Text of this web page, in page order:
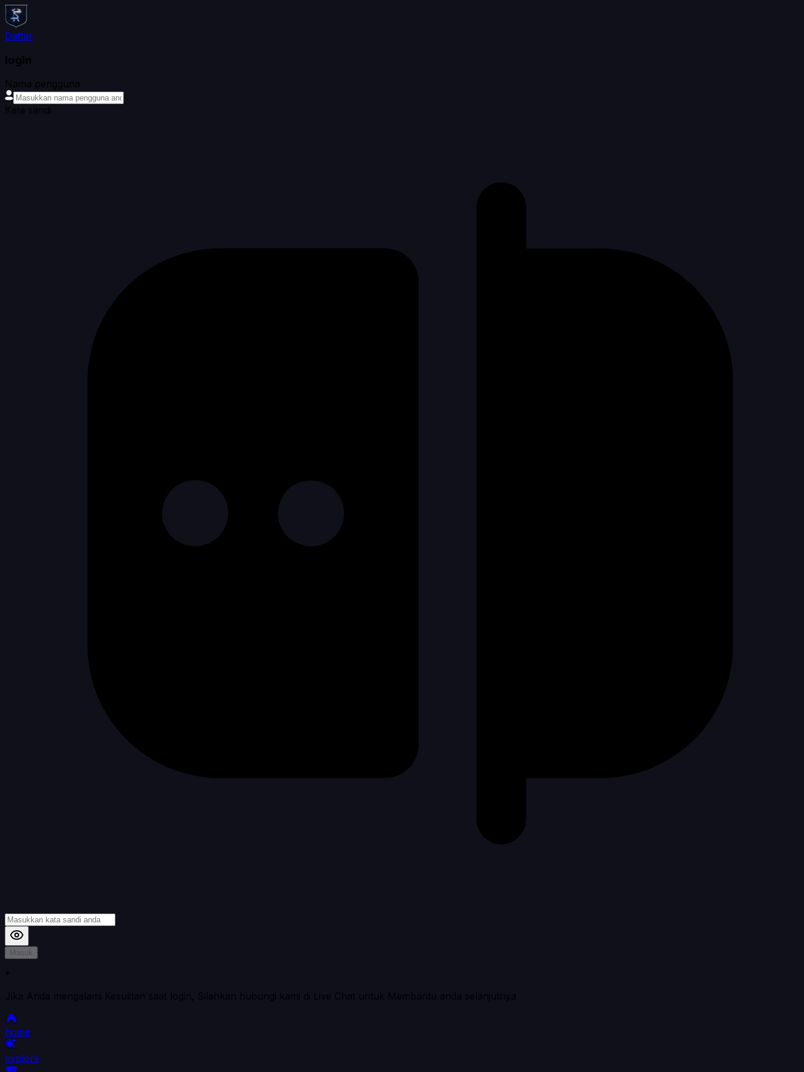
Daftar
login
Nama pengguna
Kata sandi
Masuk
*
Jika Anda mengalami Kesulitan saat login, Silahkan hubungi kami di Live Chat untuk Membantu anda selanjutnya
home
explore